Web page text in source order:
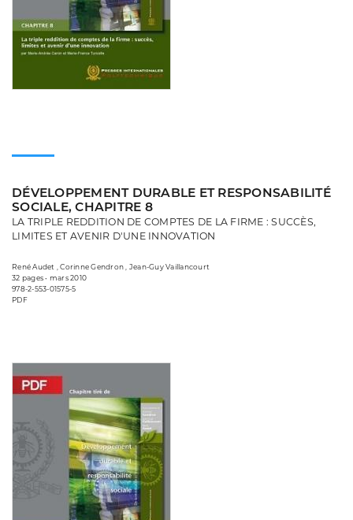
DÉVELOPPEMENT DURABLE ET RESPONSABILITÉ
SOCIALE, CHAPITRE 8
LA TRIPLE REDDITION DE COMPTES DE LA FIRME : SUCCÈS,
LIMITES ET AVENIR D'UNE INNOVATION
René Audet , Corinne Gendron , Jean-Guy Vaillancourt
32 pages • mars 2010
978-2-553-01575-5
PDF